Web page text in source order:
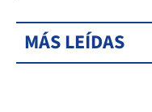
MÁS LEÍDAS